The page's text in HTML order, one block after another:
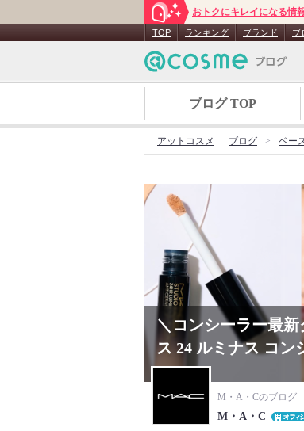
おトクにキレイになる情
TOP ランキング ブランド ブ
ブログ TOP
アットコスメ ブログ ベー
＼コンシーラー最
ス 24 ルミナス コン
M・A・Cのブログ
M・A・C